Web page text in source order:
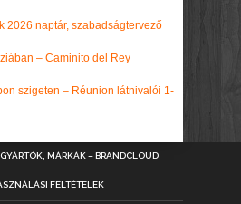
2026 naptár, szabadságtervező
– Caminito del Rey
szigeten – Réunion látnivalói 1-
GYÁRTÓK, MÁRKÁK – BRANDCLOUD
FELTÉTELEK